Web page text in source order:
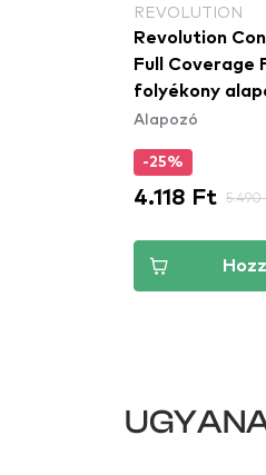
REVOLUTION
Revolution
Full Coverage
folyékony
Alapozó
-25%
4.118 Ft